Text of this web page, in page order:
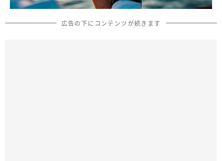
広告の下にコンテンツが続きます